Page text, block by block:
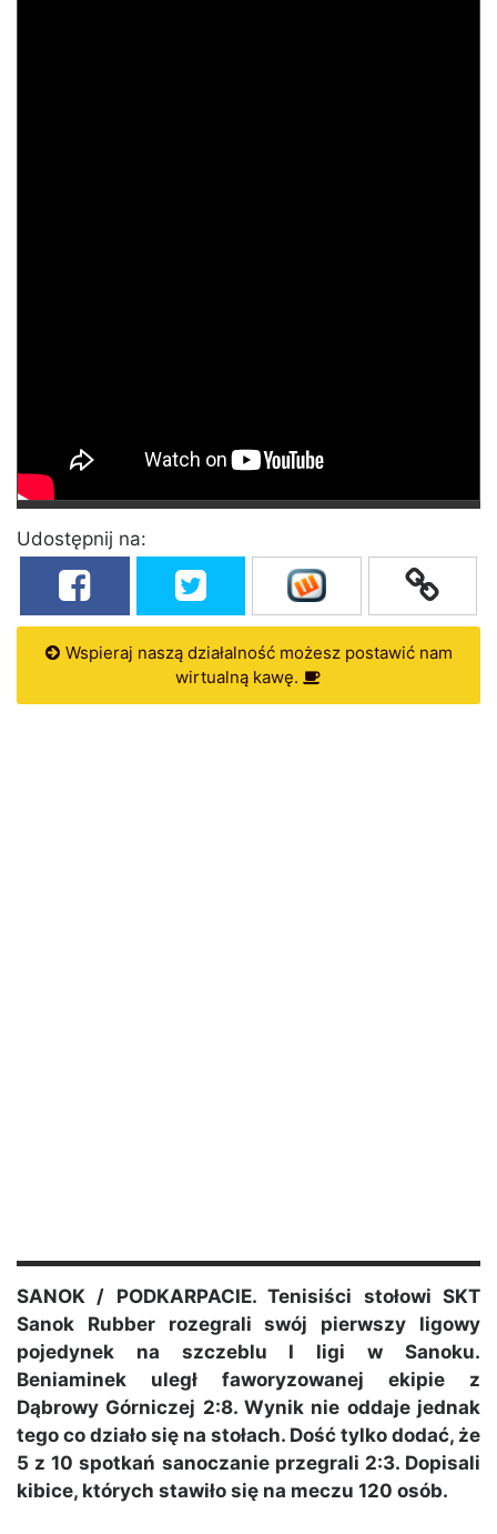
Udostępnij na:
Wspieraj naszą działalność możesz postawić nam
wirtualną kawę.
SANOK / PODKARPACIE. Tenisiści stołowi SKT
Sanok Rubber rozegrali swój pierwszy ligowy
pojedynek na szczeblu I ligi w Sanoku.
Beniaminek uległ faworyzowanej ekipie z
Dąbrowy Górniczej 2:8. Wynik nie oddaje jednak
tego co działo się na stołach. Dość tylko dodać, że
5 z 10 spotkań sanoczanie przegrali 2:3. Dopisali
kibice, których stawiło się na meczu 120 osób.